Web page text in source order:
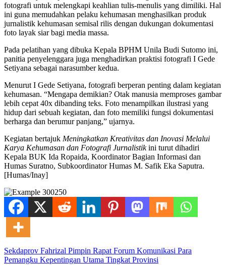
fotografi untuk melengkapi keahlian tulis-menulis yang dimiliki. Hal
ini guna memudahkan pelaku kehumasan menghasilkan produk
jurnalistik kehumasan semisal rilis dengan dukungan dokumentasi
foto layak siar bagi media massa.
Pada pelatihan yang dibuka Kepala BPHM Unila Budi Sutomo ini,
panitia penyelenggara juga menghadirkan praktisi fotografi I Gede
Setiyana sebagai narasumber kedua.
Menurut I Gede Setiyana, fotografi berperan penting dalam kegiatan
kehumasan. “Mengapa demikian? Otak manusia memproses gambar
lebih cepat 40x dibanding teks. Foto menampilkan ilustrasi yang
hidup dari sebuah kegiatan, dan foto memiliki fungsi dokumentasi
berharga dan berumur panjang,” ujarnya.
Kegiatan bertajuk Meningkatkan Kreativitas dan Inovasi Melalui
Karya Kehumasan dan Fotografi Jurnalistikini turut dihadiri
Kepala BUK Ida Ropaida, Koordinator Bagian Informasi dan
Humas Suratno, Subkoordinator Humas M. Safik Eka Saputra.
[Humas/Inay]
Sekdaprov Fahrizal Pimpin Rapat Forum Komunikasi Para
Pemangku Kepentingan Utama Tingkat Provinsi